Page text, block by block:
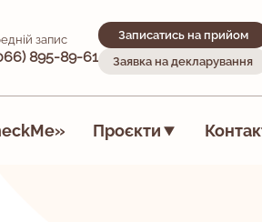
запис
895-89-61
Записатись на прийом
Заявка на декларування
Проєкти